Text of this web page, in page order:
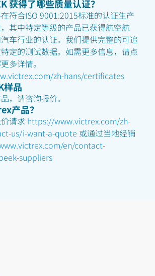
获得了哪些质量认证？
符合ISO 9001:2015标准的认证生产
其中特定等级的产品已获得航空航
车行业的认证。我们提供完整的可追
定的测试数据。如需更多信息，请点
多详情。
zh-hans/certificates
样品
，请咨询报价。
产品？
请求 https://www.victrex.com/zh-
us/i-want-a-quote 或通过当地经销
en/contact-
suppliers